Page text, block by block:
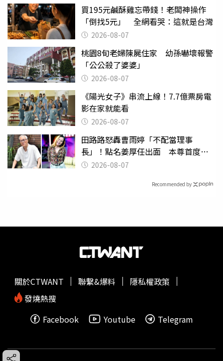
買195元鹹酥雞忘帶錢！老闆神操作
「倒找5元」 全網看哭：這就是台灣
2026-08-07
桃園8旬老婦陳屍住家 幼孫嚇壞報警
「公公殺了婆婆」
2026-08-07
《陽光女子》串流上線！7.7億票房電
影在家就能看
2026-08-07
田路路怒轟曹雨婷「不配當理事
長」！點名姜厚任出面 本尊首度回
應了2026-08-07
Recommended by
關於CTWANT 聯繫&爆料
隱私權政策
發燒熱搜
Facebook
Youtube Telegram